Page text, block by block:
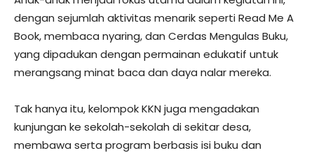
dengan sejumlah aktivitas menarik seperti Read Me A
Book, membaca nyaring, dan Cerdas Mengulas Buku,
yang dipadukan dengan permainan edukatif untuk
merangsang minat baca dan daya nalar mereka.
Tak hanya itu, kelompok KKN juga mengadakan
kunjungan ke sekolah-sekolah di sekitar desa,
membawa serta program berbasis isi buku dan